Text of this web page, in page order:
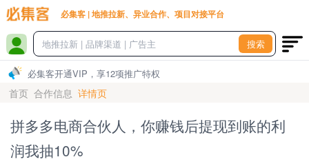
必集客 | 地推拉新、异业合作、项目对接平台
搜索
必集客开通VIP，享12项推广特权
首页 合作信息 详情页
拼多多电商合伙人，你赚钱后提现到账的利
润我抽10%